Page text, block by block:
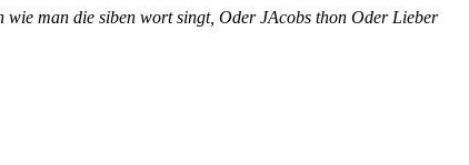
man die siben wort singt, Oder JAcobs thon Oder Lieber